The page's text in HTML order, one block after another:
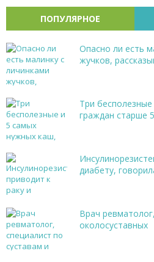
ПОПУЛЯРНОЕ
Опасно ли есть
жучков,
Три
граждан старше
диабету,
Врач
околосуставных